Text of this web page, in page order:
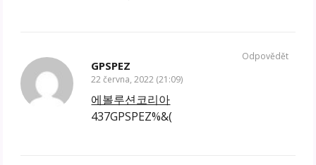
GPSPEZ
22 června, 2022 (21:09)
에볼루션코리아
437GPSPEZ%&(
Odpovědět